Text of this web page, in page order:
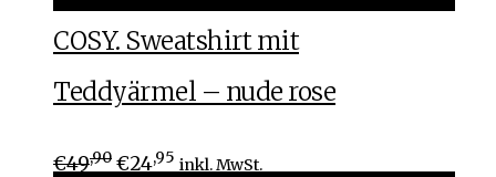
COSY. Sweatshirt mit
Teddyärmel – nude rose
€49,90 €24,95 inkl. MwSt.